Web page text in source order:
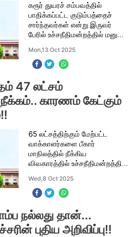
கரூர் துயரச் சம்பவத்தில்
பாதிக்கப்பட்ட குடும்பத்தைச்
சார்ந்தவர்கள் என்று இருவர்
பேரில் உச்சநீதிமன்றத்தில் மனு
சிறப்பு புலனாய்வுக் குழுவின்
விசாரணை மீது நம்பிக்கை
Mon,13 Oct 2025
47 லட்சம்
காரணம் கேட்கும்
65 லட்சத்திற்கும் மேற்பட்ட
வாக்காளர்களை பீகார்
மாநிலத்தில் நீக்கிய
விவகாரத்தில் உச்சநீதிமன்றத்தில்
வழக்கை விசாரித்த உச்ச
நீதிமன்றம், பல்வேறு
தேர்தல் ஆணை
Wed,8 Oct 2025
நல்லது தான்...
புதிய அறிவிப்பு!!